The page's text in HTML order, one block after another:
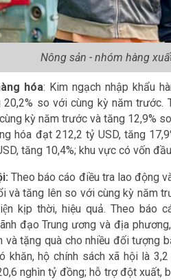
Nông sản - nhóm hàng
hóa: Kim ngạch nhập khẩu
so với cùng kỳ năm trước.
kỳ năm trước và tăng 12,9%
hóa đạt 212,2 tỷ USD, tăng
tăng 10,4%; khu vực có vốn
Theo báo cáo điều tra lao động
và tăng lên so với cùng kỳ năm
kịp thời, hiệu quả. Theo báo
đạo Trung ương và địa
và tặng quà cho nhiều đối tượng
khăn, hộ chính sách xã hội là
nghìn tỷ đồng; hỗ trợ đột